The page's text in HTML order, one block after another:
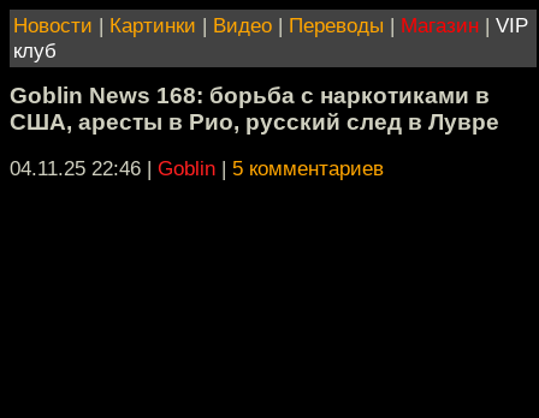
Новости | Картинки | Видео | Переводы | Магазин | VIP
клуб
Goblin News 168: борьба с наркотиками в
США, аресты в Рио, русский след в Лувре
04.11.25 22:46 | Goblin | 5 комментариев